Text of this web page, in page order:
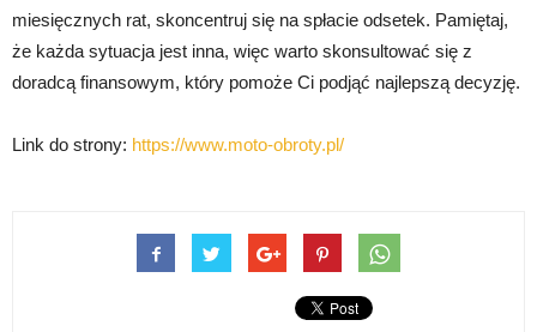
miesięcznych rat, skoncentruj się na spłacie odsetek. Pamiętaj,
że każda sytuacja jest inna, więc warto skonsultować się z
doradcą finansowym, który pomoże Ci podjąć najlepszą decyzję.
Link do strony: https://www.moto-obroty.pl/